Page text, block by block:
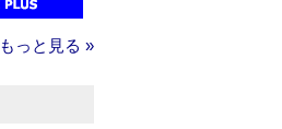
もっと見る »